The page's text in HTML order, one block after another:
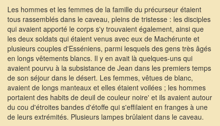
Les hommes et les femmes de la famille du précurseur étaient
tous rassemblés dans le caveau, pleins de tristesse : les disciples
qui avaient apporté le corps s'y trouvaient également, ainsi que
les deux soldats qui étaient venus avec eux de Machérunte et
plusieurs couples d'Esséniens, parmi lesquels des gens très âgés
en longs vêtements blancs. Il y en avait là quelques-uns qui
avaient pourvu à la subsistance de Jean dans les premiers temps
de son séjour dans le désert. Les femmes, vêtues de blanc,
avaient de longs manteaux et elles étaient voilées ; les hommes
portaient des habits de deuil de couleur noire' et ils avaient autour
du cou d'étroites bandes d'étoffe qui s'effilaient en franges à une
de leurs extrémités. Plusieurs lampes brûlaient dans le caveau.